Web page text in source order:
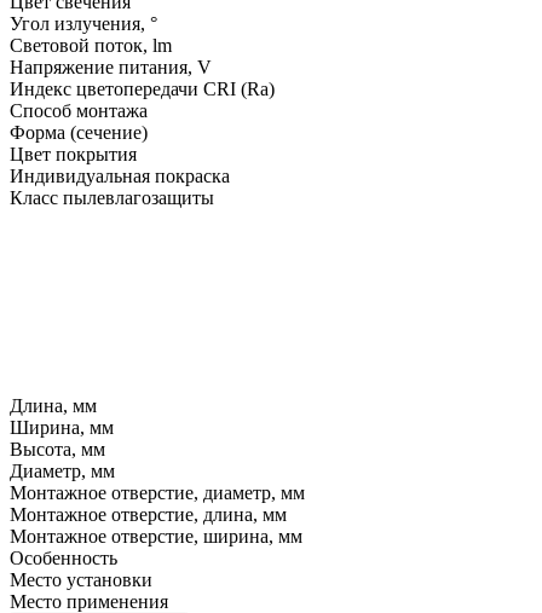
Угол излучения, °
Световой поток, lm
Напряжение питания, V
Индекс цветопередачи CRI (Ra)
Способ монтажа
Форма (сечение)
Цвет покрытия
Индивидуальная покраска
Класс пылевлагозащиты
Длина, мм
Ширина, мм
Высота, мм
Диаметр, мм
Монтажное отверстие, диаметр, мм
Монтажное отверстие, длина, мм
Монтажное отверстие, ширина, мм
Особенность
Место установки
Место применения